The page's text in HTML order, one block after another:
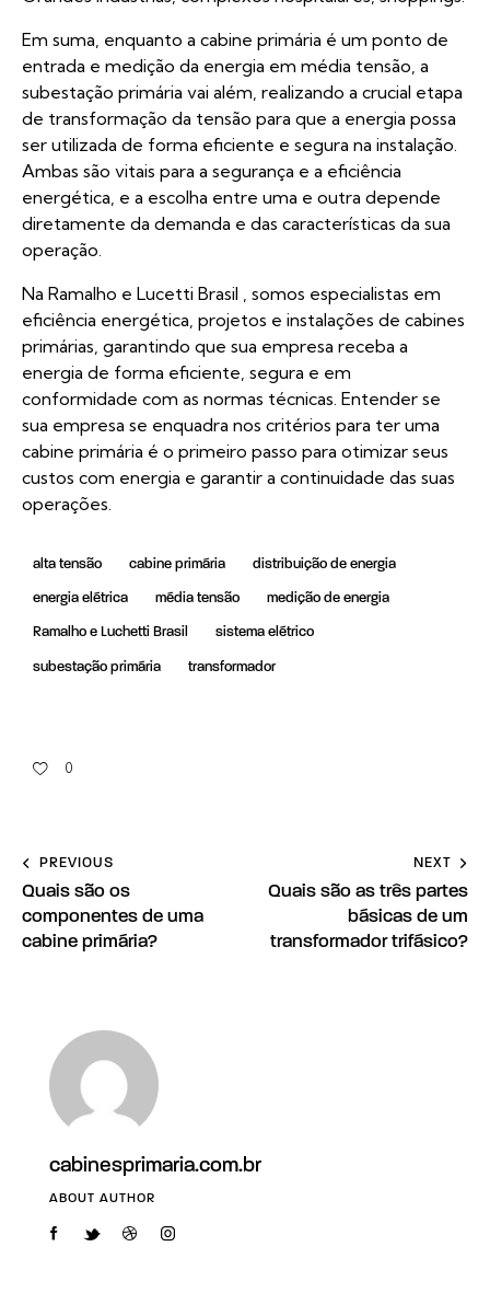
Em suma, enquanto a cabine primária é um ponto de
entrada e medição da energia em média tensão, a
subestação primária vai além, realizando a crucial etapa
de transformação da tensão para que a energia possa
ser utilizada de forma eficiente e segura na instalação.
Ambas são vitais para a segurança e a eficiência
energética, e a escolha entre uma e outra depende
diretamente da demanda e das características da sua
operação.
Na Ramalho e Lucetti Brasil , somos especialistas em
eficiência energética, projetos e instalações de cabines
primárias, garantindo que sua empresa receba a
energia de forma eficiente, segura e em
conformidade com as normas técnicas. Entender se
sua empresa se enquadra nos critérios para ter uma
cabine primária é o primeiro passo para otimizar seus
custos com energia e garantir a continuidade das suas
operações.
alta tensão cabine primária
distribuição de energia
energia elétrica
média tensão
medição de energia
Ramalho e Luchetti Brasil
sistema elétrico
subestação primária
transformador
0
PREVIOUS
Quais são os
componentes de uma
cabine primária?
NEXT
Quais são as três partes
básicas de um
transformador trifásico?
cabinesprimaria.com.br
ABOUT AUTHOR